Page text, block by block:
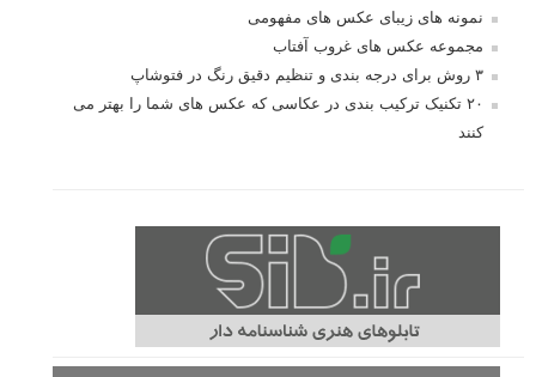
نمونه های زیبای عکس های مفهومی
مجموعه عکس های غروب آفتاب
۳ روش برای درجه بندی و تنظیم دقیق رنگ در فتوشاپ
۲۰ تکنیک ترکیب بندی در عکاسی که عکس های شما را بهتر می
کنند